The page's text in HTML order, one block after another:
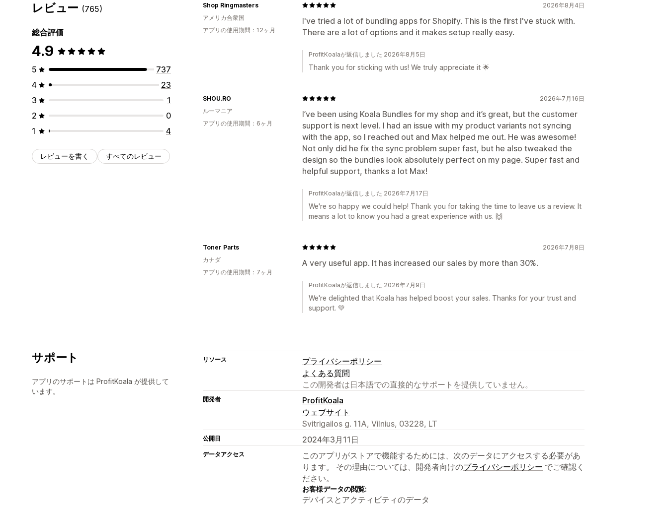
レビュー (765)
総合評価
4.9
5
737
4
23
3
1
2
0
1
4
レビューを書く すべてのレビュー
2026年8月4日
I've tried a lot of bundling apps for Shopify. This is the first I've stuck with.
There are a lot of options and it makes setup really easy.
Shop Ringmasters
アメリカ合衆国
アプリの使用期間：12ヶ月
ProfitKoalaが返信しました 2026年8月5日
Thank you for sticking with us! We truly appreciate it 🌟
2026年7月16日
I’ve been using Koala Bundles for my shop and it’s great, but the customer
support is next level. I had an issue with my product variants not syncing
with the app, so I reached out and Max helped me out. He was awesome!
Not only did he fix the sync problem super fast, but he also tweaked the
design so the bundles look absolutely perfect on my page. Super fast and
helpful support, thanks a lot Max!
SHOU.RO
ルーマニア
アプリの使用期間：6ヶ月
ProfitKoalaが返信しました 2026年7月17日
We're so happy we could help! Thank you for taking the time to leave us a review. It
means a lot to know you had a great experience with us. 🙌
2026年7月8日
A very useful app. It has increased our sales by more than 30%.
Toner Parts
カナダ
アプリの使用期間：7ヶ月
ProfitKoalaが返信しました 2026年7月9日
We're delighted that Koala has helped boost your sales. Thanks for your trust and
support. 💚
サポート
アプリのサポートは ProfitKoala が提供して
います。
リソース
プライバシーポリシー
よくある質問
この開発者は日本語での直接的なサポートを提供していません。
開発者
ProfitKoala
ウェブサイト
Svitrigailos g. 11A, Vilnius, 03228, LT
公開日 2024年3月11日
データアクセス
このアプリがストアで機能するためには、次のデータにアクセスする必要があ
ります。 その理由については、開発者向けのプライバシーポリシー でご確認く
ださい。
お客様データの閲覧:
デバイスとアクティビティのデータ